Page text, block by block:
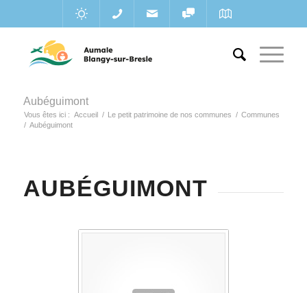
Aubéguimont
Vous êtes ici : Accueil / Le petit patrimoine de nos communes / Communes
/ Aubéguimont
AUBÉGUIMONT